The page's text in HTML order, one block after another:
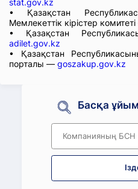
stat.gov.kz
• Қазақстан
Мемлекеттік кірістер
• Қазақстан
adilet.gov.kz
• Қазақстан
порталы — goszakup.gov.kz
Басқа